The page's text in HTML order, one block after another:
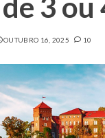
3 ou
OUTUBRO 16, 2025 10